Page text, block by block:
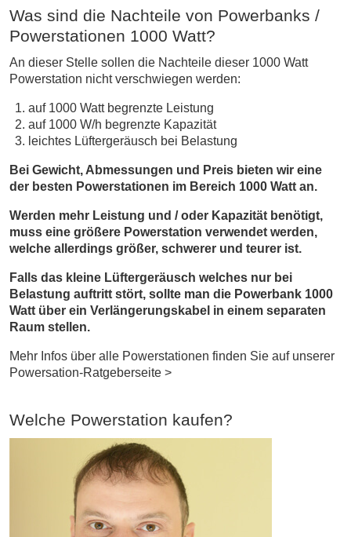
Was sind die Nachteile von Powerbanks /
Powerstationen 1000 Watt?
An dieser Stelle sollen die Nachteile dieser 1000 Watt
Powerstation nicht verschwiegen werden:
auf 1000 Watt begrenzte Leistung
auf 1000 W/h begrenzte Kapazität
leichtes Lüftergeräusch bei Belastung
Bei Gewicht, Abmessungen und Preis bieten wir eine
der besten Powerstationen im Bereich 1000 Watt an.
Werden mehr Leistung und / oder Kapazität benötigt,
muss eine größere Powerstation verwendet werden,
welche allerdings größer, schwerer und teurer ist.
Falls das kleine Lüftergeräusch welches nur bei
Belastung auftritt stört, sollte man die Powerbank 1000
Watt über ein Verlängerungskabel in einem separaten
Raum stellen.
Mehr Infos über alle Powerstationen finden Sie auf unserer
Powersation-Ratgeberseite >
Welche Powerstation kaufen?